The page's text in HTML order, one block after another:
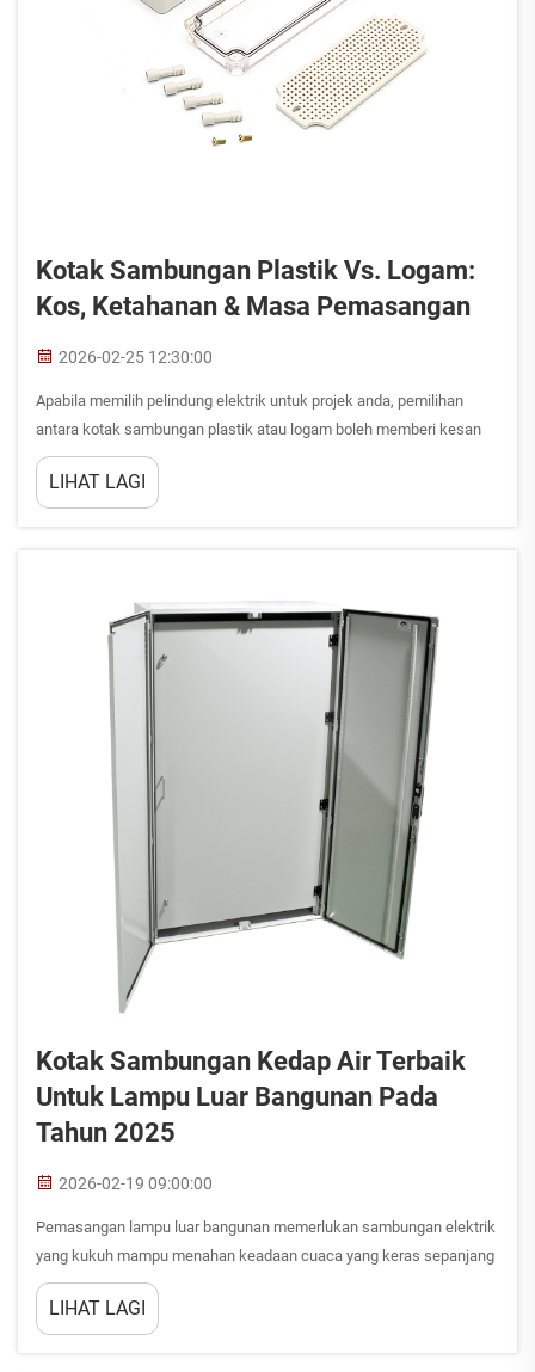
Kotak Sambungan Plastik Vs. Logam:
Kos, Ketahanan & Masa Pemasangan
2026-02-25 12:30:00
Apabila memilih pelindung elektrik untuk projek anda, pemilihan
antara kotak sambungan plastik atau logam boleh memberi kesan
besar terhadap prestasi dan bajet. Kotak sambungan berfungsi
sebagai pelindung penting bagi sambungan elektrik, melindungi...
LIHAT LAGI
Kotak Sambungan Kedap Air Terbaik
Untuk Lampu Luar Bangunan Pada
Tahun 2025
2026-02-19 09:00:00
Pemasangan lampu luar bangunan memerlukan sambungan elektrik
yang kukuh mampu menahan keadaan cuaca yang keras sepanjang
tahun. Kotak sambungan berkualiti tinggi berfungsi sebagai
komponen kritikal yang melindungi sambungan elektrik daripada
kelembapan, habuk, dan...
LIHAT LAGI